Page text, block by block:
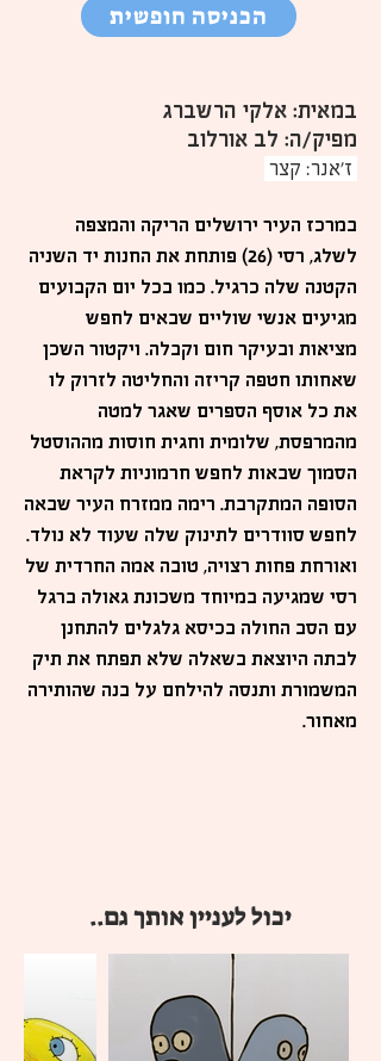
הכניסה חופשית
במאית: אלקי הרשברג
מפיק/ה: לב אורלוב
ז'אנר: קצר
במרכז העיר ירושלים הריקה והמצפה
לשלג, רסי (26) פותחת את החנות יד השניה
הקטנה שלה כרגיל. כמו בכל יום הקבועים
מגיעים אנשי שוליים שבאים לחפש
מציאות ובעיקר חום וקבלה. ויקטור השכן
שאחותו חטפה קריזה והחליטה לזרוק לו
את כל אוסף הספרים שאגר למטה
מהמרפסת, שלומית וחגית חוסות מההוסטל
הסמוך שבאות לחפש חרמוניות לקראת
הסופה המתקרבת. רימה ממזרח העיר שבאה
לחפש סוודרים לתינוק שלה שעוד לא נולד.
ואורחת פחות רצויה, טובה אמה החרדית של
רסי שמגיעה במיוחד משכונת גאולה ברגל
עם הסב החולה בכיסא גלגלים להתחנן
לבתה היוצאת בשאלה שלא תפתח את תיק
המשמורת ותנסה להילחם על בנה שהותירה
מאחור.
יכול לעניין אותך גם..